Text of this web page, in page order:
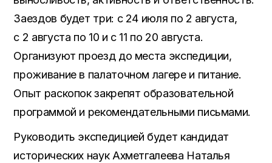
Заездов будет три: с 24 июля по 2 августа,
с 2 августа по 10 и с 11 по 20 августа.
Организуют проезд до места экспедиции,
проживание в палаточном лагере и питание.
Опыт раскопок закрепят образовательной
программой и рекомендательными письмами.
Руководить экспедицией будет кандидат
исторических наук Ахметгалеева Наталья